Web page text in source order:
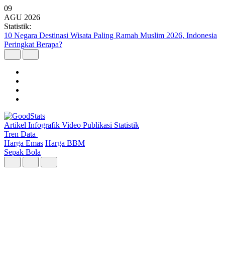
09
AGU 2026
Statistik:
10 Negara Destinasi Wisata Paling Ramah Muslim 2026, Indonesia
Peringkat Berapa?
Artikel Infografik Video Publikasi Statistik
Tren Data
Harga Emas Harga BBM
Sepak Bola